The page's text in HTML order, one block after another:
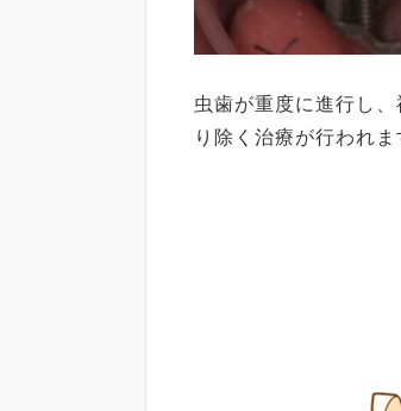
虫歯が重度に進行し
り除く治療が行われま